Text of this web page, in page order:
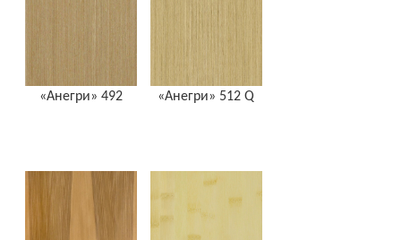
«Анегри» 492 «Анегри» 512 Q